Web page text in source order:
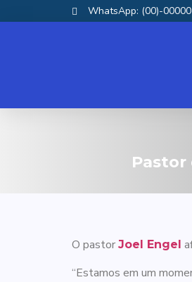
WhatsApp: (00)-
Pastor
O pastor Joel Engel
“Estamos em um